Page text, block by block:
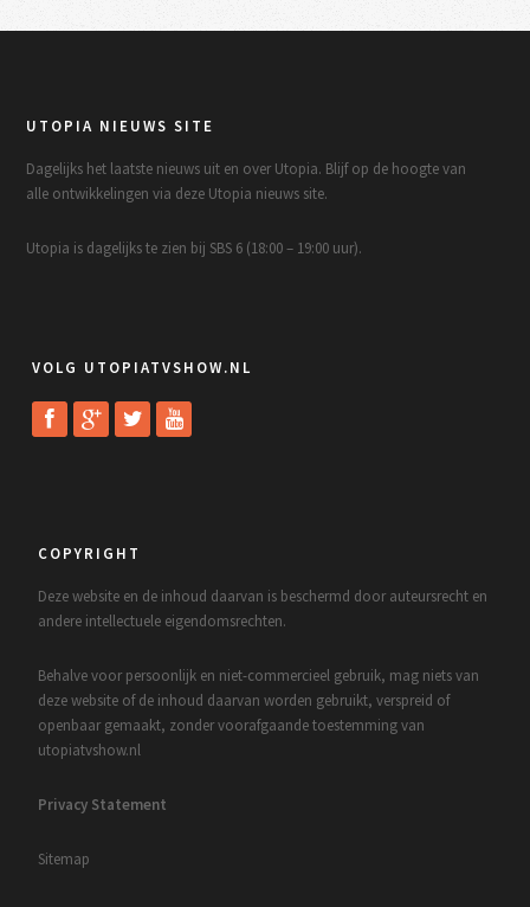
UTOPIA NIEUWS SITE
Dagelijks het laatste nieuws uit en over Utopia. Blijf op de hoogte van
alle ontwikkelingen via deze Utopia nieuws site.
Utopia is dagelijks te zien bij SBS 6 (18:00 – 19:00 uur).
VOLG UTOPIATVSHOW.NL
COPYRIGHT
Deze website en de inhoud daarvan is beschermd door auteursrecht en
andere intellectuele eigendomsrechten.
Behalve voor persoonlijk en niet-commercieel gebruik, mag niets van
deze website of de inhoud daarvan worden gebruikt, verspreid of
openbaar gemaakt, zonder voorafgaande toestemming van
utopiatvshow.nl
Privacy Statement
Sitemap